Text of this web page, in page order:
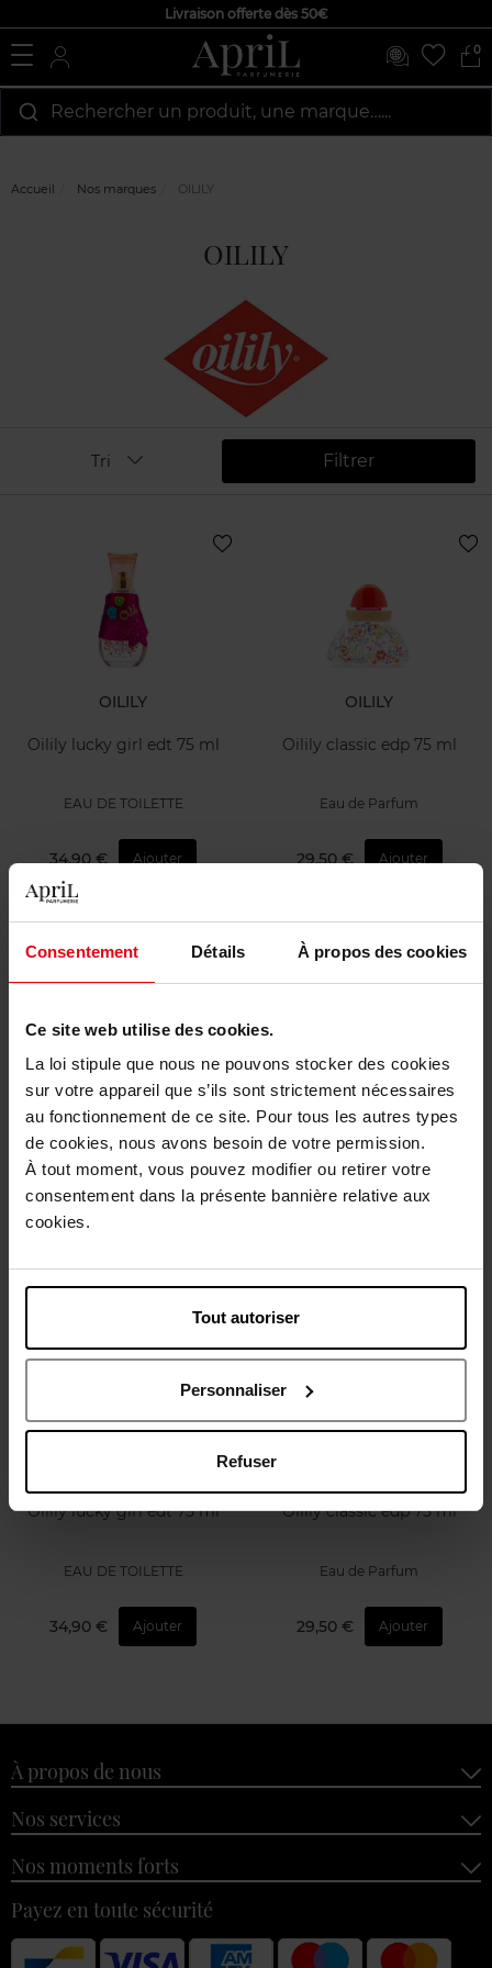
Consentement Détails À propos des cookies
Ce site web utilise des cookies.
La loi stipule que nous ne pouvons stocker des cookies
sur votre appareil que s’ils sont strictement nécessaires
au fonctionnement de ce site. Pour tous les autres types
de cookies, nous avons besoin de votre permission.
À tout moment, vous pouvez modifier ou retirer votre
consentement dans la présente bannière relative aux
cookies.
Tout autoriser
Personnaliser
Refuser
Livraison offerte dès 50€
0
Rechercher un produit, une marque…...
Accueil Nos marques OILILY
OILILY
Filtrer
Tri
OILILY
Oilily lucky girl edt 75 ml
EAU DE TOILETTE
34,90 € Ajouter
OILILY
Oilily classic edp 75 ml
Eau de Parfum
29,50 € Ajouter
OILILY
Oilily lucky girl edt 30 ml
EAU DE TOILETTE
OILILY
Oilily classic edp 75 ml
Eau de Parfum
Oilily lucky girl edt 75 ml
EAU DE TOILETTE
34,90 € Ajouter
Oilily classic edp 75 ml
Eau de Parfum
29,50 € Ajouter
À propos de nous
Nos services
Nos moments forts
Payez en toute sécurité